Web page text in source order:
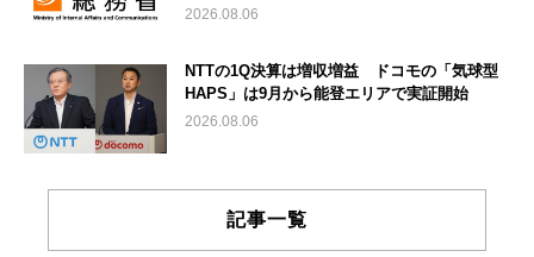
2026.08.06
NTTの1Q決算は増収増益 ドコモの「気球型
HAPS」は9月から能登エリアで実証開始
2026.08.06
記事一覧